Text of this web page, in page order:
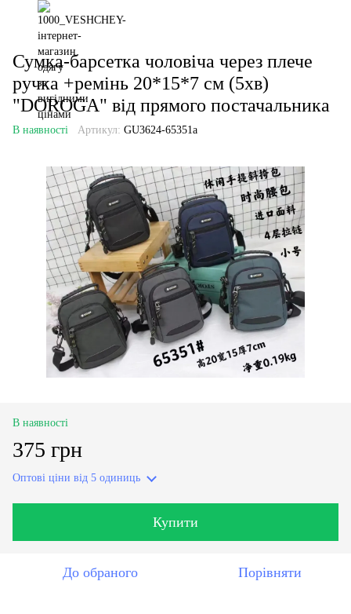
Сумка-барсетка чоловіча через плече
ручка +ремінь 20*15*7 см (5хв)
"DOROGA" від прямого постачальника
В наявності Артикул: GU3624-65351a
В наявності
375 грн
Оптові ціни від 5 одиниць
Купити
До обраного Порівняти